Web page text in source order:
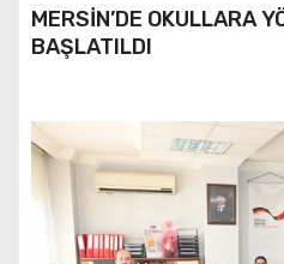
MERSİN’DE OKULLARA
BAŞLATILDI